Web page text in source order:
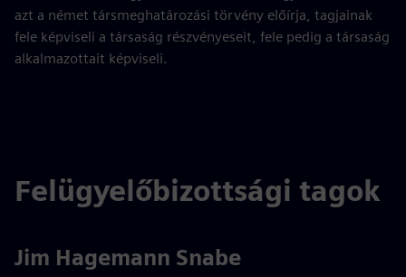
azt a német társmeghatározási törvény előírja, tagjainak
fele képviseli a társaság részvényeseit, fele pedig a társaság
alkalmazottait képviseli.
Felügyelőbizottsági tagok
Jim Hagemann Snabe